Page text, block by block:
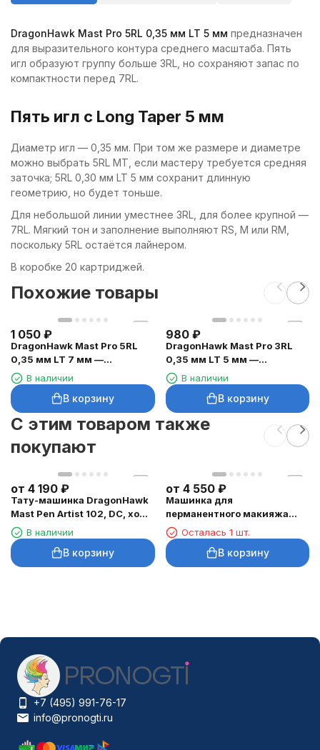
DragonHawk Mast Pro 5RL 0,35 мм LT 5 мм предназначен
для выразительного контура среднего масштаба. Пять
игл образуют группу больше 3RL, но сохраняют запас по
компактности перед 7RL.
Пять игл с Long Taper 5 мм
Диаметр игл — 0,35 мм. При том же размере и диаметре
можно выбрать 5RL MT, если мастеру требуется средняя
заточка; 5RL 0,30 мм LT 5 мм сохранит длинную
геометрию, но будет тоньше.
Для небольшой линии уместнее 3RL, для более крупной —
7RL. Мягкий тон и заполнение выполняют RS, M или RM,
поскольку 5RL остаётся лайнером.
В коробке 20 картриджей.
Похожие товары
1 050 ₽
DragonHawk Mast Pro 5RL
0,35 мм LT 7 мм —
картриджи, 20 шт.
В наличии
В корзину
980 ₽
DragonHawk Mast Pro 3RL
0,35 мм LT 5 мм —
картриджи, 20 шт.
В наличии
В корзину
C этим товаром также
покупают
от 4 190 ₽
Тату-машинка DragonHawk
Mast Pen Artist 102, DC, ход
3,5 ммВ наличии
В корзину
от 4 550 ₽
Машинка для
перманентного макияжа
DragonHawk Mast Tour Air,
RCA, ход 2,3 мм
Осталась 1 шт.
В корзину
+7 (495) 991-76-17
info@pronogti.ru